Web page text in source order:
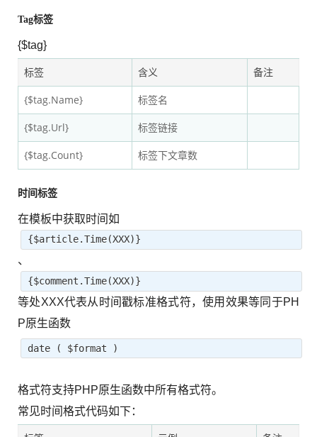
Tag标签
{$tag}
标签 含义 备注
{$tag.Name} 标签名
{$tag.Url} 标签链接
{$tag.Count} 标签下文章数
时间标签
在模板中获取时间如
{$article.Time(XXX)}
、
{$comment.Time(XXX)}
等处XXX代表从时间戳标准格式符，使用效果等同于PH
P原生函数
date ( $format )
格式符支持PHP原生函数中所有格式符。
常见时间格式代码如下：